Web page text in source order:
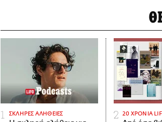
ΣΚΛΗΡΕΣ ΑΛΗΘΕΙΕΣ 20 ΧΡΟΝΙΑ